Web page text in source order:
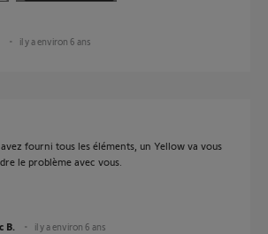
il y a environ 6 ans
fourni tous les éléments, un Yellow va vous
le problème avec vous.
B. il y a environ 6 ans